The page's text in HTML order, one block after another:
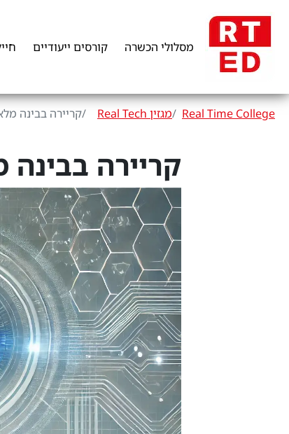
קורסים ייעודיים מסלולי הכשרה
Real Time College מגזין Real Tech קריירה בבינה
קריירה